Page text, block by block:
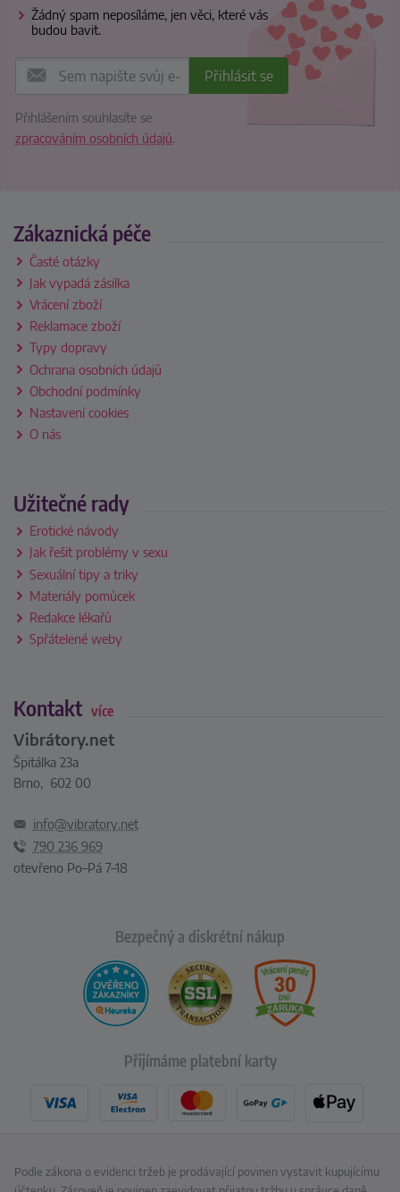
Žádný spam neposíláme, jen věci, které vás
budou bavit.
Přihlášením souhlasíte se
zpracováním osobních údajů.
Zákaznická péče
Časté otázky
Jak vypadá zásilka
Vrácení zboží
Reklamace zboží
Typy dopravy
Ochrana osobních údajů
Obchodní podmínky
Nastavení cookies
O nás
Užitečné rady
Erotické návody
Jak řešit problémy v sexu
Sexuální tipy a triky
Materiály pomůcek
Redakce lékařů
Spřátelené weby
Kontakt více
Vibrátory.net
Špitálka 23a
Brno, 602 00
info@vibratory.net
790 236 969
otevřeno Po–Pá 7–18
Bezpečný a diskrétní nákup
Přijímáme platební karty
Podle zákona o evidenci tržeb je prodávající povinen vystavit kupujícímu